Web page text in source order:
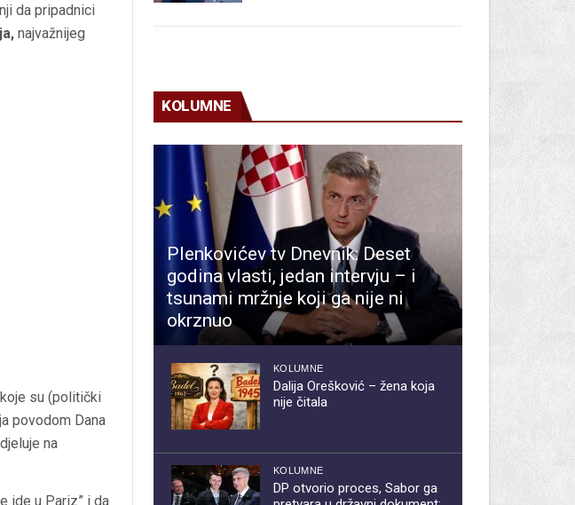
da pripadnici
najvažnijeg
su (politički
povodom Dana
na
ide u Pariz” i da
KOLUMNE
Plenkovićev tv Dnevnik: Deset
godina vlasti, jedan intervju – i
tsunami mržnje koji ga nije ni
okrznuo
KOLUMNE
Dalija Orešković – žena koja
nije čitala
KOLUMNE
DP otvorio proces, Sabor ga